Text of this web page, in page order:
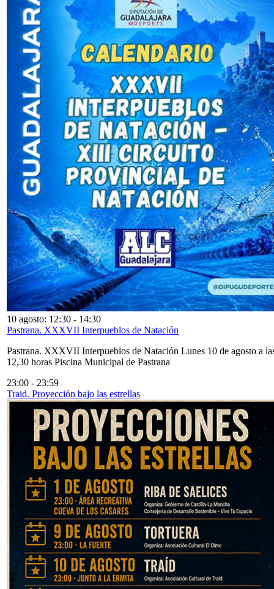
10 agosto: 12:30 - 14:30
Pastrana. XXXVII Interpueblos de Natación
Pastrana. XXXVII Interpueblos de Natación Lunes 10 de agosto a
12,30 horas Piscina Municipal de Pastrana
23:00 - 23:59
Traid. Proyección bajo las estrellas